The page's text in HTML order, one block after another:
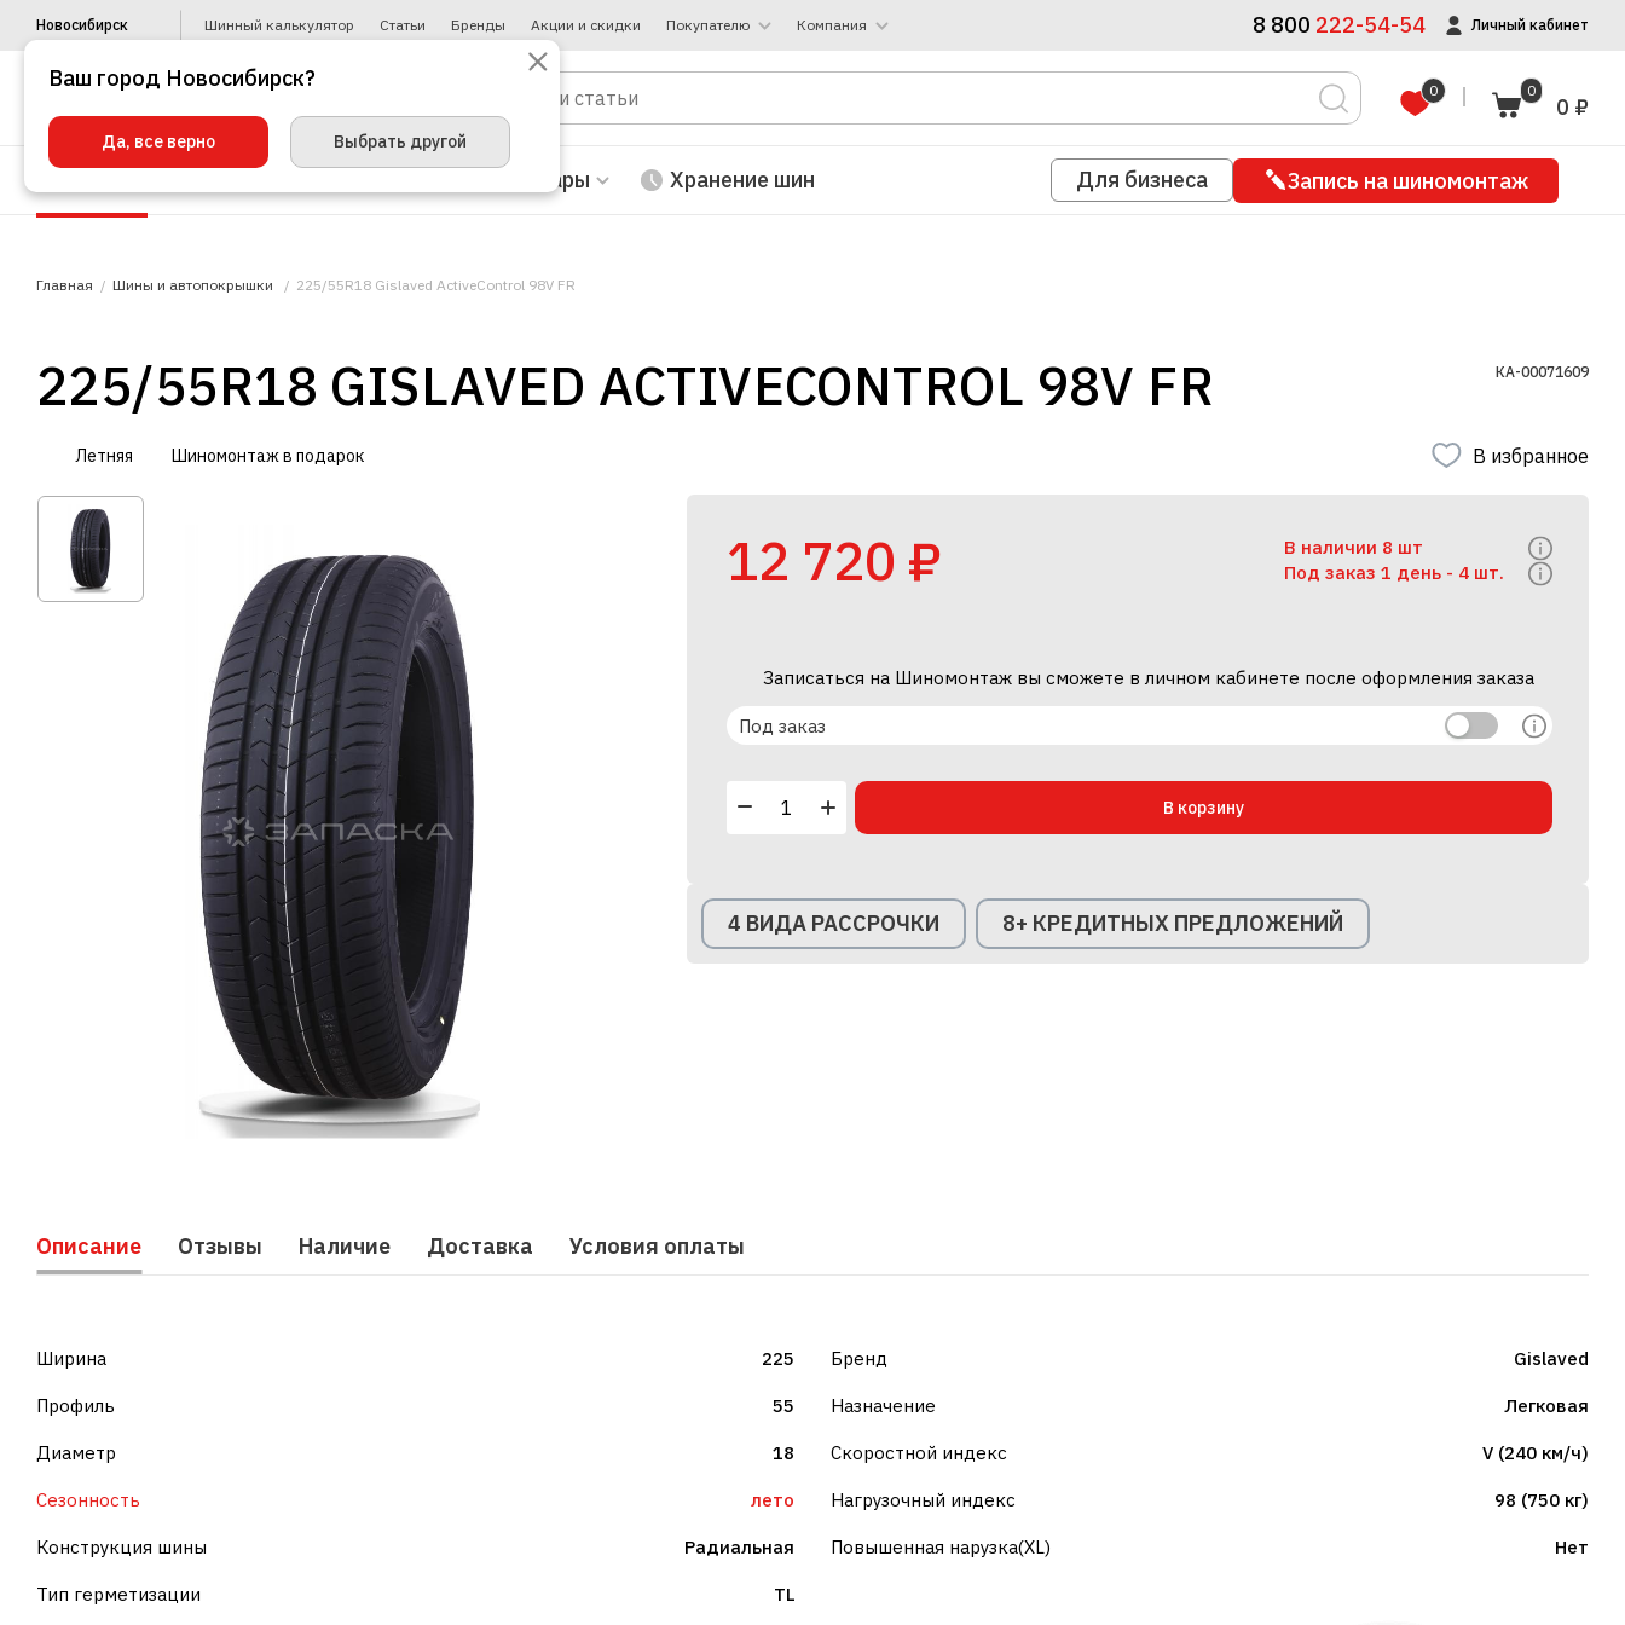
Новосибирск Шинный калькулятор Статьи Бренды Акции и скидки Покупателю Компания 8 800 222-54-54 Личный кабинет
0 0
0 ₽
Автотовары Хранение шин Для бизнеса Запись на шиномонтаж
Главная Шины и автопокрышки 225/55R18 Gislaved ActiveControl 98V FR
225/55R18 GISLAVED ACTIVECONTROL 98V FR КА-00071609
Летняя Шиномонтаж в подарок В избранное
12 720 ₽
В наличии 8 шт
Под заказ 1 день - 4 шт.
Записаться на Шиномонтаж вы сможете в личном кабинете после оформления заказа
Под заказ
В корзину
4 ВИДА РАССРОЧКИ 8+ КРЕДИТНЫХ ПРЕДЛОЖЕНИЙ
Описание Отзывы Наличие Доставка Условия оплаты
Ширина 225
Профиль 55
Диаметр 18
Сезонность лето
Конструкция шины Радиальная
Тип герметизации TL
Бренд Gislaved
Назначение Легковая
Скоростной индекс V (240 км/ч)
Нагрузочный индекс 98 (750 кг)
Повышенная нарузка(XL) Нет
Ваш город Новосибирск?
Да, все верно Выбрать другой